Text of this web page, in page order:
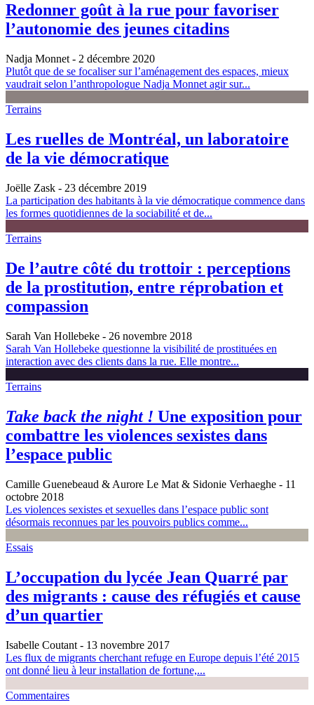
Redonner goût à la rue pour favoriser
l’autonomie des jeunes citadins
Nadja Monnet - 2 décembre 2020
Plutôt que de se focaliser sur l’aménagement des espaces, mieux
vaudrait selon l’anthropologue Nadja Monnet agir sur...
Terrains
Les ruelles de Montréal, un laboratoire
de la vie démocratique
Joëlle Zask - 23 décembre 2019
La participation des habitants à la vie démocratique commence dans
les formes quotidiennes de la sociabilité et de...
Terrains
De l’autre côté du trottoir : perceptions
de la prostitution, entre réprobation et
compassion
Sarah Van Hollebeke - 26 novembre 2018
Sarah Van Hollebeke questionne la visibilité de prostituées en
interaction avec des clients dans la rue. Elle montre...
Terrains
Take back the night ! Une exposition pour
combattre les violences sexistes dans
l’espace public
Camille Guenebeaud & Aurore Le Mat & Sidonie Verhaeghe - 11
octobre 2018
Les violences sexistes et sexuelles dans l’espace public sont
désormais reconnues par les pouvoirs publics comme...
Essais
L’occupation du lycée Jean Quarré par
des migrants : cause des réfugiés et cause
d’un quartier
Isabelle Coutant - 13 novembre 2017
Les flux de migrants cherchant refuge en Europe depuis l’été 2015
ont donné lieu à leur installation de fortune,...
Commentaires